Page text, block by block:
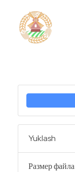
Yuklash
Размер файла